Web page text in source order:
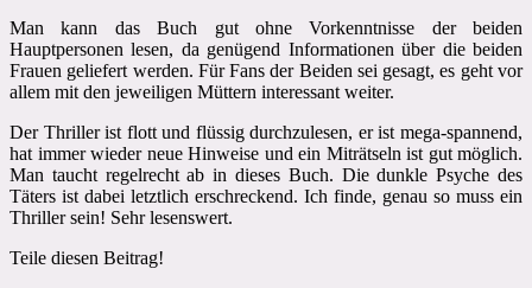
Man kann das Buch gut ohne Vorkenntnisse der beiden
Hauptpersonen lesen, da genügend Informationen über die beiden
Frauen geliefert werden. Für Fans der Beiden sei gesagt, es geht vor
allem mit den jeweiligen Müttern interessant weiter.
Der Thriller ist flott und flüssig durchzulesen, er ist mega-spannend,
hat immer wieder neue Hinweise und ein Miträtseln ist gut möglich.
Man taucht regelrecht ab in dieses Buch. Die dunkle Psyche des
Täters ist dabei letztlich erschreckend. Ich finde, genau so muss ein
Thriller sein! Sehr lesenswert.
Teile diesen Beitrag!